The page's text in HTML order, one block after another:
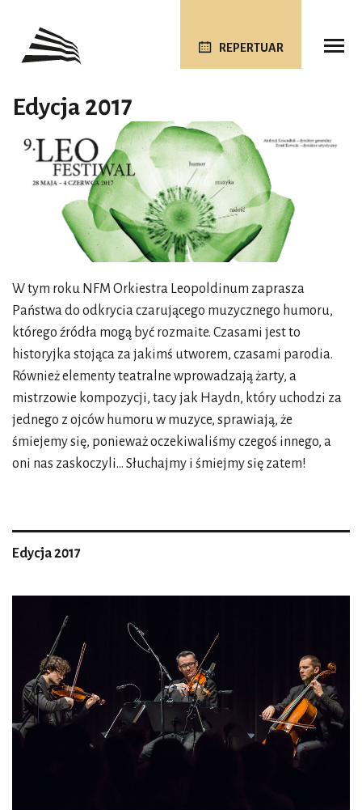
REPERTUAR
Edycja 2017
W tym roku NFM Orkiestra Leopoldinum zaprasza
Państwa do odkrycia czarującego muzycznego humoru,
którego źródła mogą być rozmaite. Czasami jest to
historyjka stojąca za jakimś utworem, czasami parodia.
Również elementy teatralne wprowadzają żarty, a
mistrzowie kompozycji, tacy jak Haydn, który uchodzi za
jednego z ojców humoru w muzyce, sprawiają, że
śmiejemy się, ponieważ oczekiwaliśmy czegoś innego, a
oni nas zaskoczyli… Słuchajmy i śmiejmy się zatem!
Edycja 2017